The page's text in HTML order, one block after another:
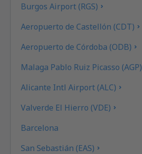
Burgos Airport (RGS)
Aeropuerto de Castellón (CDT)
Aeropuerto de Córdoba (ODB)
Malaga Pablo Ruiz Picasso (AGP)
Alicante Intl Airport (ALC)
Valverde El Hierro (VDE)
Barcelona
San Sebastián (EAS)